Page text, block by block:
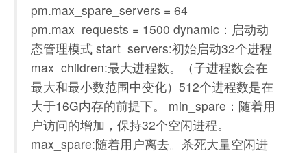
pm.max_spare_servers = 64
pm.max_requests = 1500 dynamic：启动动
态管理模式 start_servers:初始启动32个进程
max_children:最大进程数。（子进程数会在
最大和最小数范围中变化）512个进程数是在
大于16G内存的前提下。 min_spare：随着用
户访问的增加，保持32个空闲进程。
max_spare:随着用户离去。杀死大量空闲进